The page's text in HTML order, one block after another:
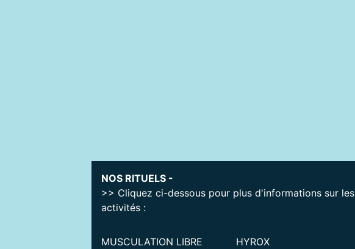
NOS RITUELS -
>> Cliquez ci-dessous pour plus d'informations sur les
activités :
MUSCULATION LIBRE
HYROX